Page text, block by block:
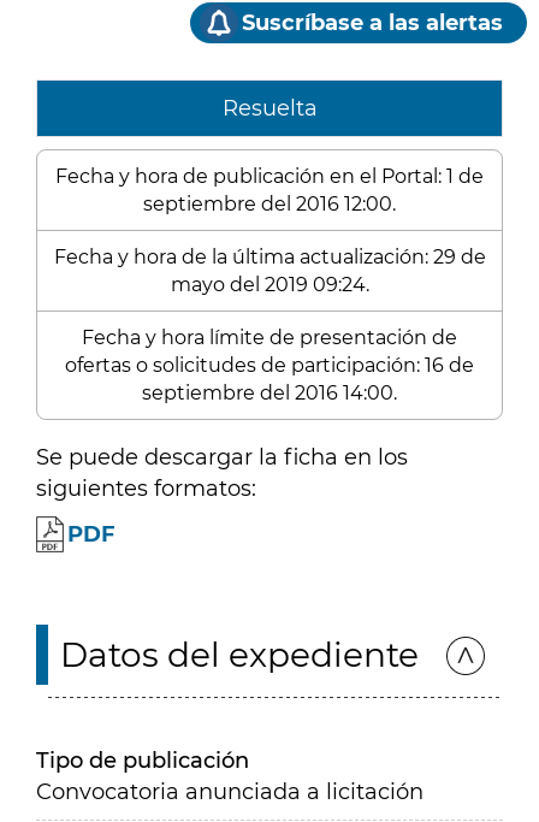
Suscríbase a las alertas
Resuelta
Fecha y hora de publicación en el Portal: 1 de
septiembre del 2016 12:00.
Fecha y hora de la última actualización: 29 de
mayo del 2019 09:24.
Fecha y hora límite de presentación de
ofertas o solicitudes de participación: 16 de
septiembre del 2016 14:00.
Se puede descargar la ficha en los
siguientes formatos:
PDF
Datos del expediente
Tipo de publicación
Convocatoria anunciada a licitación